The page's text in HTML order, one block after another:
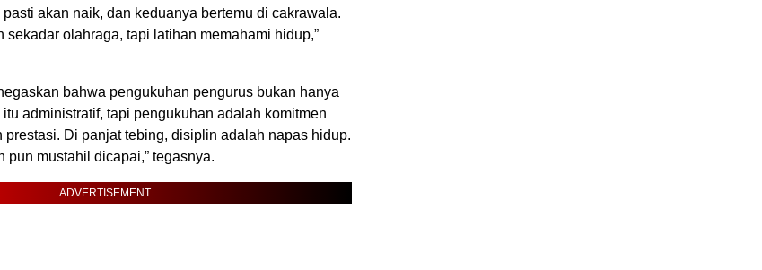
akan naik, dan keduanya bertemu di cakrawala.
sekadar olahraga, tapi latihan memahami hidup,”
bahwa pengukuhan pengurus bukan hanya
administratif, tapi pengukuhan adalah komitmen
prestasi. Di panjat tebing, disiplin adalah napas hidup.
pun mustahil dicapai,” tegasnya.
ADVERTISEMENT